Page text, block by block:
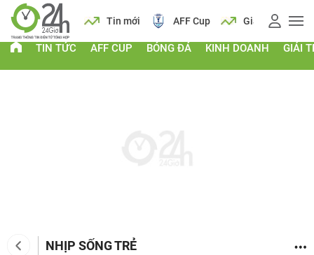
Lịch Tin mới AFF Cup Giá vàng
TIN TỨC AFF CUP BÓNG ĐÁ KINH DOANH GIẢI
NHỊP SỐNG TRẺ